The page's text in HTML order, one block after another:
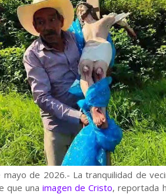
mayo de 2026.- La tranquilidad de
que unaimagen de Cristo, reportada